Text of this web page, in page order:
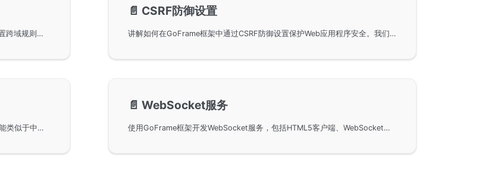
使用GoFrame框架处理CORS跨域请求，结合路由管理中间件设置跨域规则，允许WebSocket跨域访问。提供CORS对象及其配置参数，包含默认和限制Origin来源的设置。同时，通过示例展示了基本使用方法、授权跨域Origin和自定义检测的方法，以实现更灵活的跨域请求管理。
📄️ CSRF防御设置
讲解如何在GoFrame框架中通过CSRF防御设置保护Web应用程序安全。我们将介绍使用token校验机制并通过中间件实现插件化防护的方法。包括插件的安装和配置以及前端对接的关键步骤和代码示例，帮助开发者有效抵御CSRF攻击。
GoFrame框架中ghttp.Server提供的HOOK事件回调功能，该功能类似于中间件，通过自定义监听处理特定事件，绑定事件回调注册顺序明确回调调用优先级。详细讲解了HOOK事件的使用方法、接口鉴权控制、跨域请求处理等实际应用场景，并结合示例代码展示事件回调的具体执行方式及优先级机制。
📄️ WebSocket服务
使用GoFrame框架开发WebSocket服务，包括HTML5客户端、WebSocket服务端、HTTPS支持和安全校验等内容。通过示例代码，展示了WebSocket的连接与信息传递机制，并详细说明了服务端与客户端之间的通信流程和数据处理方法，让读者能够快速上手并实现功能齐全的WebSocket服务。